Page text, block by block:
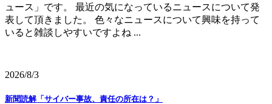
ュース」です。 最近の気になっているニュースについて発
表して頂きました。 色々なニュースについて興味を持って
いると雑談しやすいですよね ...
2026/8/3
新聞読解「サイバー事故、責任の所在は？」